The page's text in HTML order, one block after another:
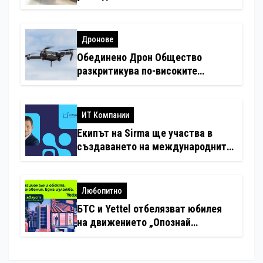
Дронове
Обединено Дрон Общество
разкритикува по-високите
ИТ Компании
Екипът на Sirma ще участва в
създаването на международните
хотелиерството
Любопитно
БТС и Yettel отбелязват юбилея
на движението „Опознай